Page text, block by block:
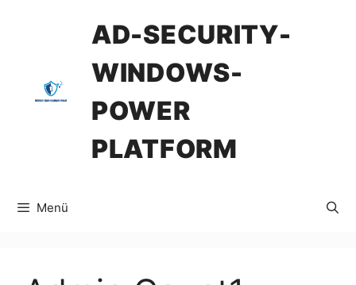
AD-SECURITY-
WINDOWS-
POWER
PLATFORM
Menü